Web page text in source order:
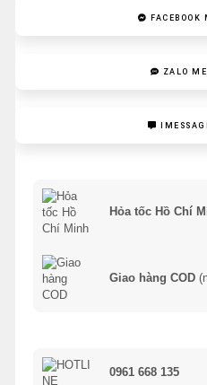
FACEBOOK
ZALO
Hỏa tốc Hồ Chí
Giao hàng COD
0961 668 135